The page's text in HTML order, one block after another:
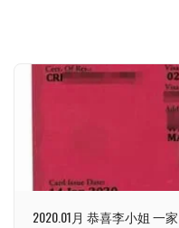
2020.01月 恭喜李小姐 一